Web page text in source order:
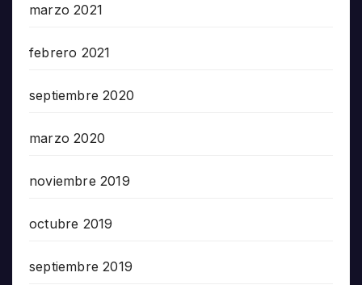
marzo 2021
febrero 2021
septiembre 2020
marzo 2020
noviembre 2019
octubre 2019
septiembre 2019